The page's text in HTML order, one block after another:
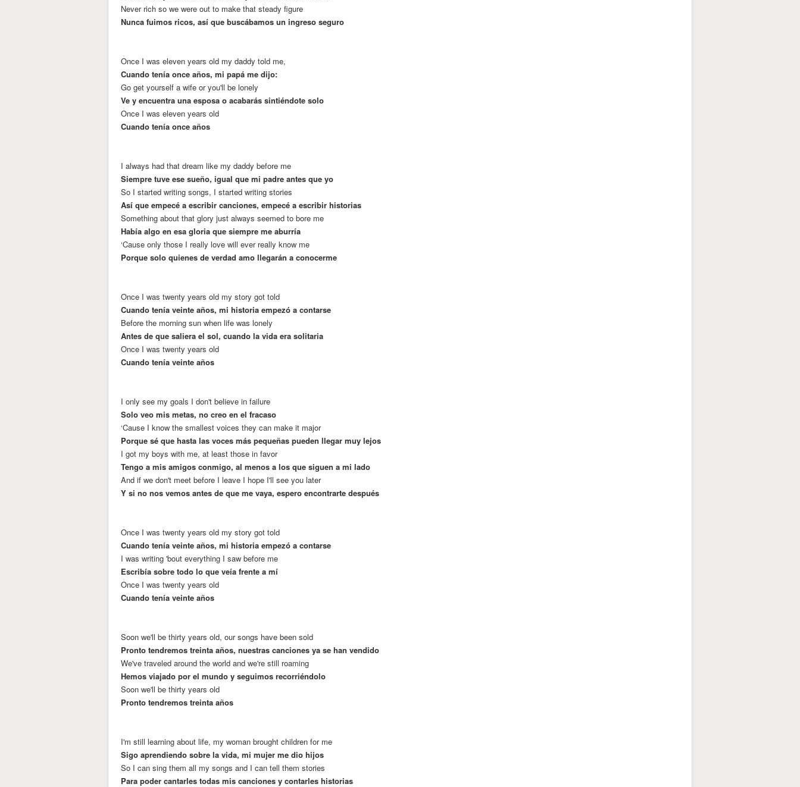
Never rich so we were out to make that steady figure
Nunca fuimos ricos, así que buscábamos un ingreso seguro
Once I was eleven years old my daddy told me,
Cuando tenía once años, mi papá me dijo:
Go get yourself a wife or you'll be lonely
Ve y encuentra una esposa o acabarás sintiéndote solo
Once I was eleven years old
Cuando tenía once años
I always had that dream like my daddy before me
Siempre tuve ese sueño, igual que mi padre antes que yo
So I started writing songs, I started writing stories
Así que empecé a escribir canciones, empecé a escribir historias
Something about that glory just always seemed to bore me
Había algo en esa gloria que siempre me aburría
‘Cause only those I really love will ever really know me
Porque solo quienes de verdad amo llegarán a conocerme
Once I was twenty years old my story got told
Cuando tenía veinte años, mi historia empezó a contarse
Before the morning sun when life was lonely
Antes de que saliera el sol, cuando la vida era solitaria
Once I was twenty years old
Cuando tenía veinte años
I only see my goals I don't believe in failure
Solo veo mis metas, no creo en el fracaso
‘Cause I know the smallest voices they can make it major
Porque sé que hasta las voces más pequeñas pueden llegar muy lejos
I got my boys with me, at least those in favor
Tengo a mis amigos conmigo, al menos a los que siguen a mi lado
And if we don't meet before I leave I hope I'll see you later
Y si no nos vemos antes de que me vaya, espero encontrarte después
Once I was twenty years old my story got told
Cuando tenía veinte años, mi historia empezó a contarse
I was writing 'bout everything I saw before me
Escribía sobre todo lo que veía frente a mí
Once I was twenty years old
Cuando tenía veinte años
Soon we'll be thirty years old, our songs have been sold
Pronto tendremos treinta años, nuestras canciones ya se han vendido
We've traveled around the world and we're still roaming
Hemos viajado por el mundo y seguimos recorriéndolo
Soon we'll be thirty years old
Pronto tendremos treinta años
I'm still learning about life, my woman brought children for me
Sigo aprendiendo sobre la vida, mi mujer me dio hijos
So I can sing them all my songs and I can tell them stories
Para poder cantarles todas mis canciones y contarles historias